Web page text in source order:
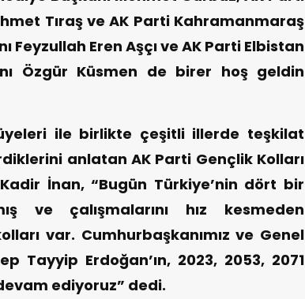
Tıraş ve AK Parti Kahramanmaraş
Feyzullah Eren Aşçı ve AK Parti Elbistan
Özgür Küsmen de birer hoş geldin
ile birlikte çeşitli illerde teşkilat
anlatan AK Parti Gençlik Kolları
İnan, “Bugün Türkiye’nin dört bir
ve çalışmalarını hız kesmeden
var. Cumhurbaşkanımız ve Genel
Tayyip Erdoğan’ın, 2023, 2053, 2071
ediyoruz” dedi.